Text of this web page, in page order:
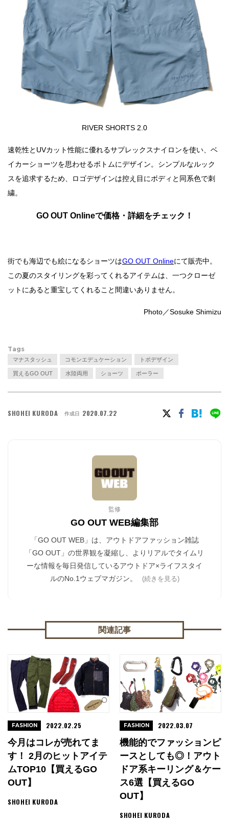
RIVER SHORTS 2.0
速乾性とUVカット性能に優れるサプレックスナイロンを使い、ベ
イカーショーツを思わせるボトムにデザイン。シンプルなルック
スを追求するため、ロゴデザインは控え目にボディと同系色で刺
繍。
GO OUT Onlineで価格・詳細をチェック！
街でも海辺でも絵になるショーツはGO OUT Onlineにて販売中。
この夏のスタイリングを彩ってくれるアイテムは、一つクローゼ
ットにあると重宝してくれること間違いありません。
Photo／Sosuke Shimizu
Tags
マナスタッシュ コモンエデュケーション トポデザイン
買えるGO OUT 水陸両用 ショーツ ポーラー
SHOHEI KURODA 作成日 2020.07.22
監修
GO OUT WEB編集部
「GO OUT WEB」は、アウトドアファッション雑誌
「GO OUT」の世界観を凝縮し、よりリアルでタイムリ
ーな情報を毎日発信しているアウトドア×ライフスタイ
ルのNo.1ウェブマガジン。
(続きを見る)
関連記事
今月はコレが売れてま
す！ 2月のヒットアイテ
ムTOP10【買えるGO
OUT】
SHOHEI KURODA
FASHION 2022.02.25
機能的でファッションピ
ースとしても◎！アウト
ドア系キーリング＆ケー
ス6選【買えるGO
OUT】
SHOHEI KURODA
FASHION 2022.03.07